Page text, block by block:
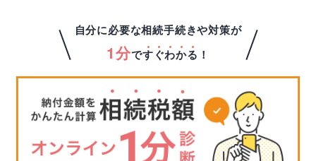
自分に必要な相続手続きや対策が
1分ですぐわかる ！